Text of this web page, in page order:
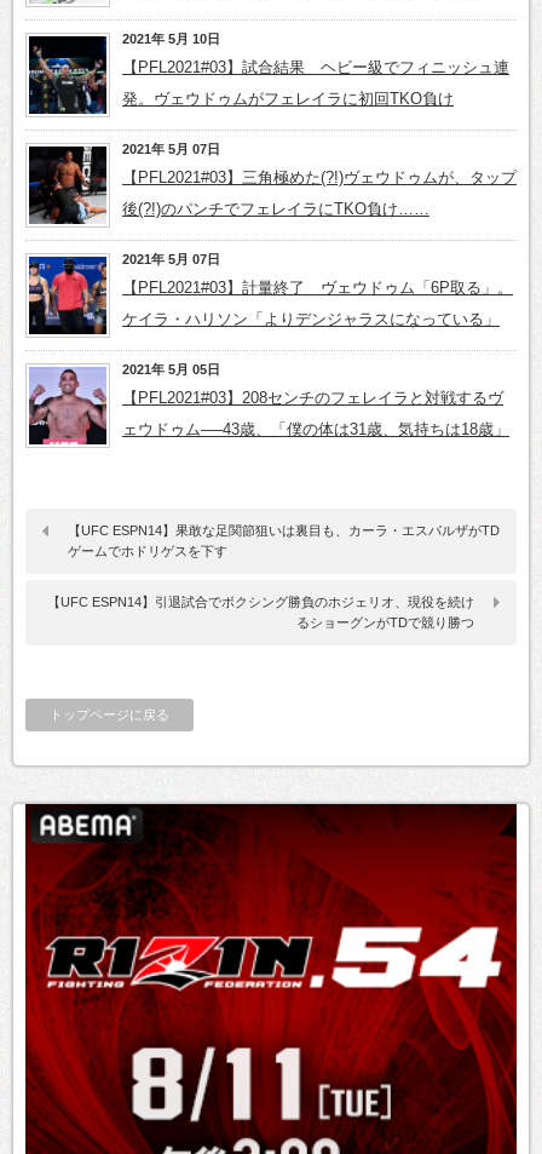
2021年 5月 10日
【PFL2021#03】試合結果 ヘビー級でフィニッシュ連
発。ヴェウドゥムがフェレイラに初回TKO負け
2021年 5月 07日
【PFL2021#03】三角極めた(?!)ヴェウドゥムが、タップ
後(?!)のパンチでフェレイラにTKO負け……
2021年 5月 07日
【PFL2021#03】計量終了 ヴェウドゥム「6P取る」。
ケイラ・ハリソン「よりデンジャラスになっている」
2021年 5月 05日
【PFL2021#03】208センチのフェレイラと対戦するヴ
ェウドゥム──43歳、「僕の体は31歳、気持ちは18歳」
【UFC ESPN14】果敢な足関節狙いは裏目も、カーラ・エスパルザがTD
ゲームでホドリゲスを下す
【UFC ESPN14】引退試合でボクシング勝負のホジェリオ、現役を続け
るショーグンがTDで競り勝つ
トップページに戻る